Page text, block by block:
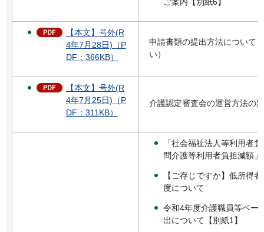
【本文】号外(R
4年7月28日)（P
DF：366KB）
申請書類の提出方法について
い）
【本文】号外(R
4年7月25日)（P
DF：311KB）
介護認定審査会の運営方法の
「社会福祉法人等利用者
問介護等利用者負担減額
【ご存じですか】低所得
度について
令和4年度介護職員等ベー
出について【別紙1】